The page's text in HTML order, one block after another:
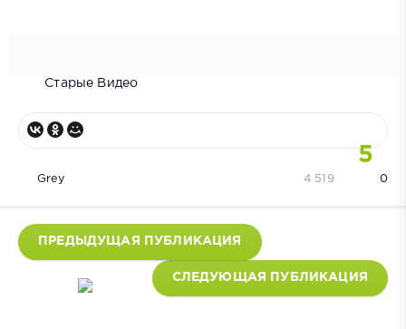
Старые Видео
5
Grey 0
4 519
ПРЕДЫДУЩАЯ ПУБЛИКАЦИЯ
СЛЕДУЮЩАЯ ПУБЛИКАЦИЯ